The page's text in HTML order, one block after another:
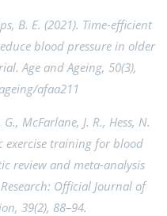
B. E. (2021). Time-efficient
blood pressure in older
Age and Ageing, 50(3),
afaa211
McFarlane, J. R., Hess, N.
exercise training for blood
review and meta-analysis
Official Journal of
39(2), 88–94.